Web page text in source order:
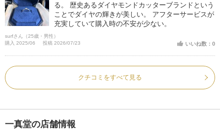
る。 歴史あるダイヤモンドカッターブランドという
ことでダイヤの輝きが美しい。 アフターサービスが
充実していて購入時の不安が少ない。
surfさん（25歳・男性）
購入 2025/06
投稿 2026/07/23 いいね数：0
クチコミをすべて見る
一真堂の店舗情報